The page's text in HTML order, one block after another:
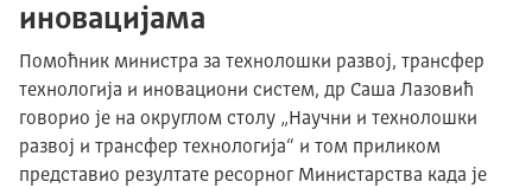
иновацијама
Помоћник министра за технолошки развој, трансфер
технологија и иновациони систем, др Саша Лазовић
говорио је на округлом столу „Научни и технолошки
развој и трансфер технологија“ и том приликом
представио резултате ресорног Министарства када је